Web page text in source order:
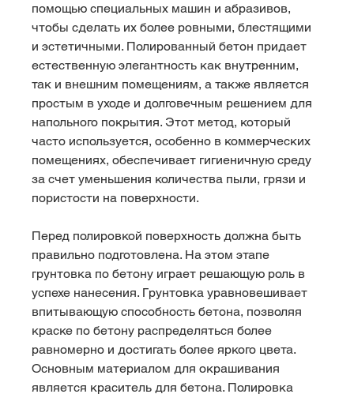
помощью специальных машин и абразивов,
чтобы сделать их более ровными, блестящими
и эстетичными. Полированный бетон придает
естественную элегантность как внутренним,
так и внешним помещениям, а также является
простым в уходе и долговечным решением для
напольного покрытия. Этот метод, который
часто используется, особенно в коммерческих
помещениях, обеспечивает гигиеничную среду
за счет уменьшения количества пыли, грязи и
пористости на поверхности.
Перед полировкой поверхность должна быть
правильно подготовлена. На этом этапе
грунтовка по бетону играет решающую роль в
успехе нанесения. Грунтовка уравновешивает
впитывающую способность бетона, позволяя
краске по бетону распределяться более
равномерно и достигать более яркого цвета.
Основным материалом для окрашивания
является краситель для бетона. Полировка